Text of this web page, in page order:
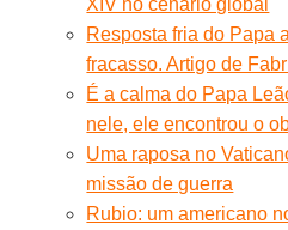
Resposta fria do Papa
fracasso. Artigo de
É a calma do Papa
nele, ele encontrou o
Uma raposa no
missão de guerra
Rubio: um americano